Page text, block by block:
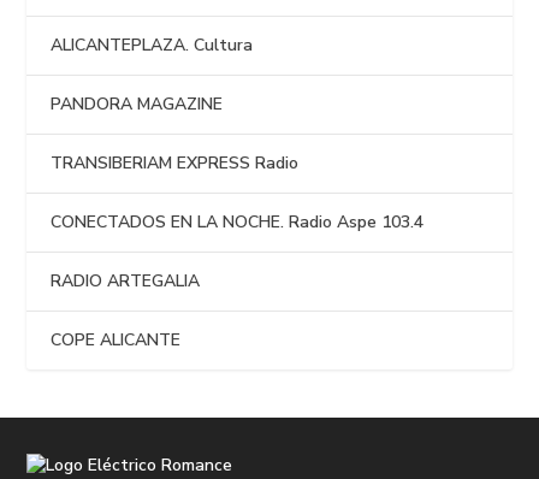
ALICANTEPLAZA. Cultura
PANDORA MAGAZINE
TRANSIBERIAM EXPRESS Radio
CONECTADOS EN LA NOCHE. Radio Aspe 103.4
RADIO ARTEGALIA
COPE ALICANTE